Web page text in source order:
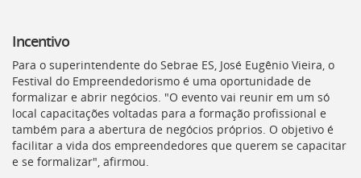
Incentivo
Para o superintendente do Sebrae ES, José Eugênio Vieira, o
Festival do Empreendedorismo é uma oportunidade de
formalizar e abrir negócios. "O evento vai reunir em um só
local capacitações voltadas para a formação profissional e
também para a abertura de negócios próprios. O objetivo é
facilitar a vida dos empreendedores que querem se capacitar
e se formalizar", afirmou.